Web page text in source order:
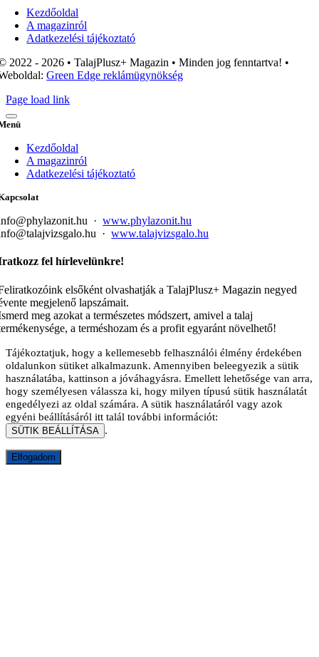
NavigationKezdőoldal
A magazinról
Adatkezelési tájékoztató
2022 - 2026 • TalajPlusz+ Magazin • Minden jog fenntartva! •
Green Edge reklámügynökség
Page load link
Kezdőoldal
A magazinról
Adatkezelési tájékoztató
·www.phylazonit.hu
·www.talajvizsgalo.hu
fel hírlevelünkre!
elsőként olvashatják a TalajPlusz+ Magazin negyed
megjelenő lapszámait.
meg azokat a természetes módszert, amivel a talaj
a terméshozam és a profit egyaránt növelhető!
Tájékoztatjuk, hogy a kellemesebb felhasználói élmény érdekében
oldalunkon sütiket alkalmazunk. Amennyiben beleegyezik a sütik
használatába, kattinson a jóváhagyásra. Emellett lehetősége van arra,
hogy személyesen válassza ki, hogy milyen típusú sütik használatát
engedélyezi az oldal számára. A sütik használatáról vagy azok
egyéni beállításáról itt talál további információt:
SÜTIK BEÁLLÍTÁSA .
Elfogadom